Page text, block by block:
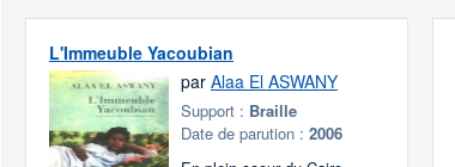
L'Immeuble Yacoubian
parAlaa El ASWANY
Support : Braille
Date de parution :2006